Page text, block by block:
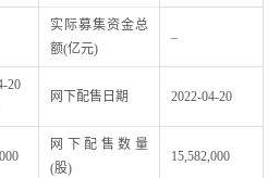
实际募集资金总
额(亿元)
–
20
网下配售日期 2022-04-20
网下配售数量
(股)
15,582,000